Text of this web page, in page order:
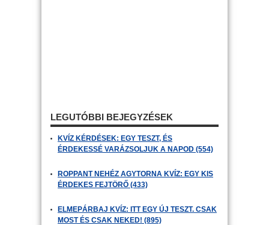
LEGUTÓBBI BEJEGYZÉSEK
KVÍZ KÉRDÉSEK: EGY TESZT, ÉS
ÉRDEKESSÉ VARÁZSOLJUK A NAPOD (554)
ROPPANT NEHÉZ AGYTORNA KVÍZ: EGY KIS
ÉRDEKES FEJTÖRŐ (433)
ELMEPÁRBAJ KVÍZ: ITT EGY ÚJ TESZT. CSAK
MOST ÉS CSAK NEKED! (895)